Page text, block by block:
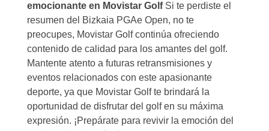
emocionante en Movistar GolfSi te perdiste el
resumen del Bizkaia PGAe Open, no te
preocupes, Movistar Golf continúa ofreciendo
contenido de calidad para los amantes del golf.
Mantente atento a futuras retransmisiones y
eventos relacionados con este apasionante
deporte, ya que Movistar Golf te brindará la
oportunidad de disfrutar del golf en su máxima
expresión. ¡Prepárate para revivir la emoción del